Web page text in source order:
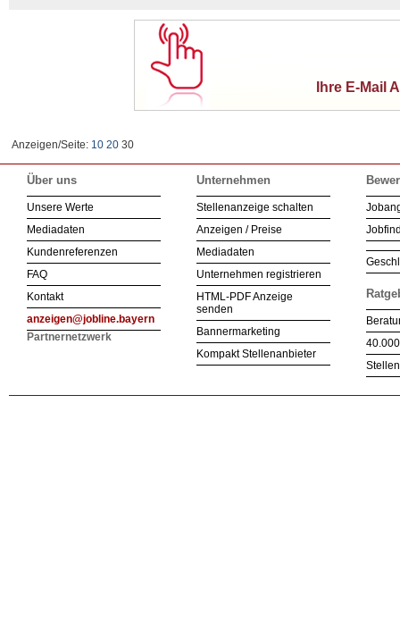
Ihre E-Mail
Anzeigen/Seite: 10 20 30
Über uns
Unsere Werte
Mediadaten
Kundenreferenzen
FAQ
Kontakt
anzeigen@jobline.bayern
Partnernetzwerk
Unternehmen
Stellenanzeige schalten
Anzeigen / Preise
Mediadaten
Unternehmen registrieren
HTML-PDF Anzeige
senden
Bannermarketing
Kompakt Stellenanbieter